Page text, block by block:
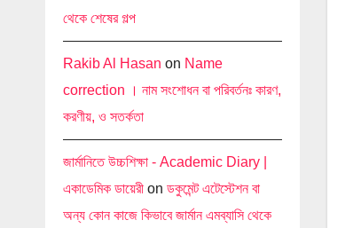
থেকে শেষের গল্প
Rakib Al Hasan on Name
correction । নাম সংশোধন বা পরিবর্তনঃ কারণ,
করণীয়, ও সতর্কতা
জার্মানিতে উচ্চশিক্ষা - Academic Diary |
একাডেমিক ডায়েরী on ডকুমেন্ট এটেস্টেশন বা
অন্য কোন কাজে কিভাবে জার্মান এমব্যাসি থেকে